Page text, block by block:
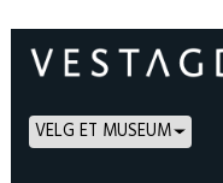
VELG ET MUSEUM